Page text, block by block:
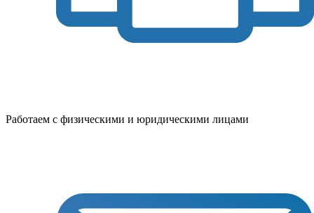
Работаем с физическими и юридическими лицами